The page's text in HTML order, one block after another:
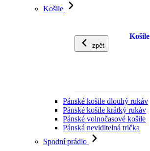
Košile
zpět
Košile
Pánské košile dlouhý rukáv
Pánské košile krátký rukáv
Pánské volnočasové košile
Pánská neviditelná trička
Spodní prádlo